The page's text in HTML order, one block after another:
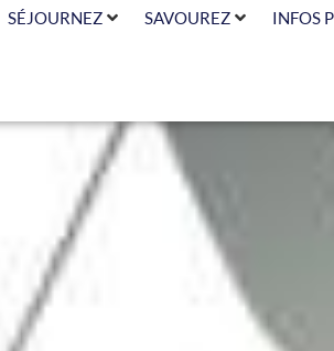
SÉJOURNEZ SAVOUREZ INFOS